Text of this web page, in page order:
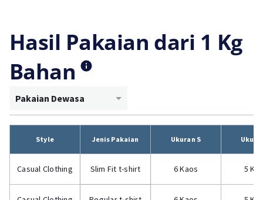
Hasil Pakaian dari 1 Kg
Bahan
Pakaian Dewasa
Style Jenis Pakaian Ukuran S
Casual Clothing Slim Fit t-shirt 6 Kaos 5